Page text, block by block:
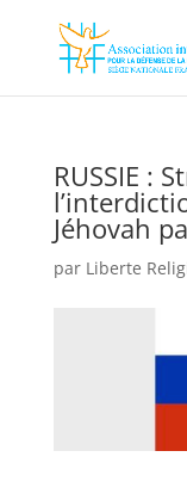
RUSSIE :
Jéhovah
par Liberte